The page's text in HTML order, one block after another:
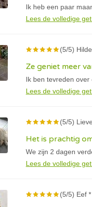
Ik heb een paar
Lees de volledige
(5/5)
Ze geniet meer
Ik ben tevreden
Lees de volledige
(5/5)
Het is prachtig
We zijn 2 dagen
Lees de volledige
(5/5) Eef *